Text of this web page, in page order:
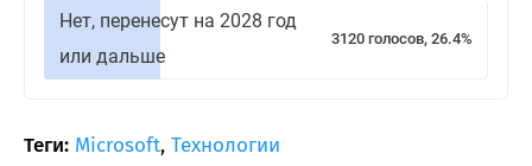
Нет, перенесут на 2028 год
или дальше
3120 голосов, 26.4%
Теги: Microsoft, Технологии